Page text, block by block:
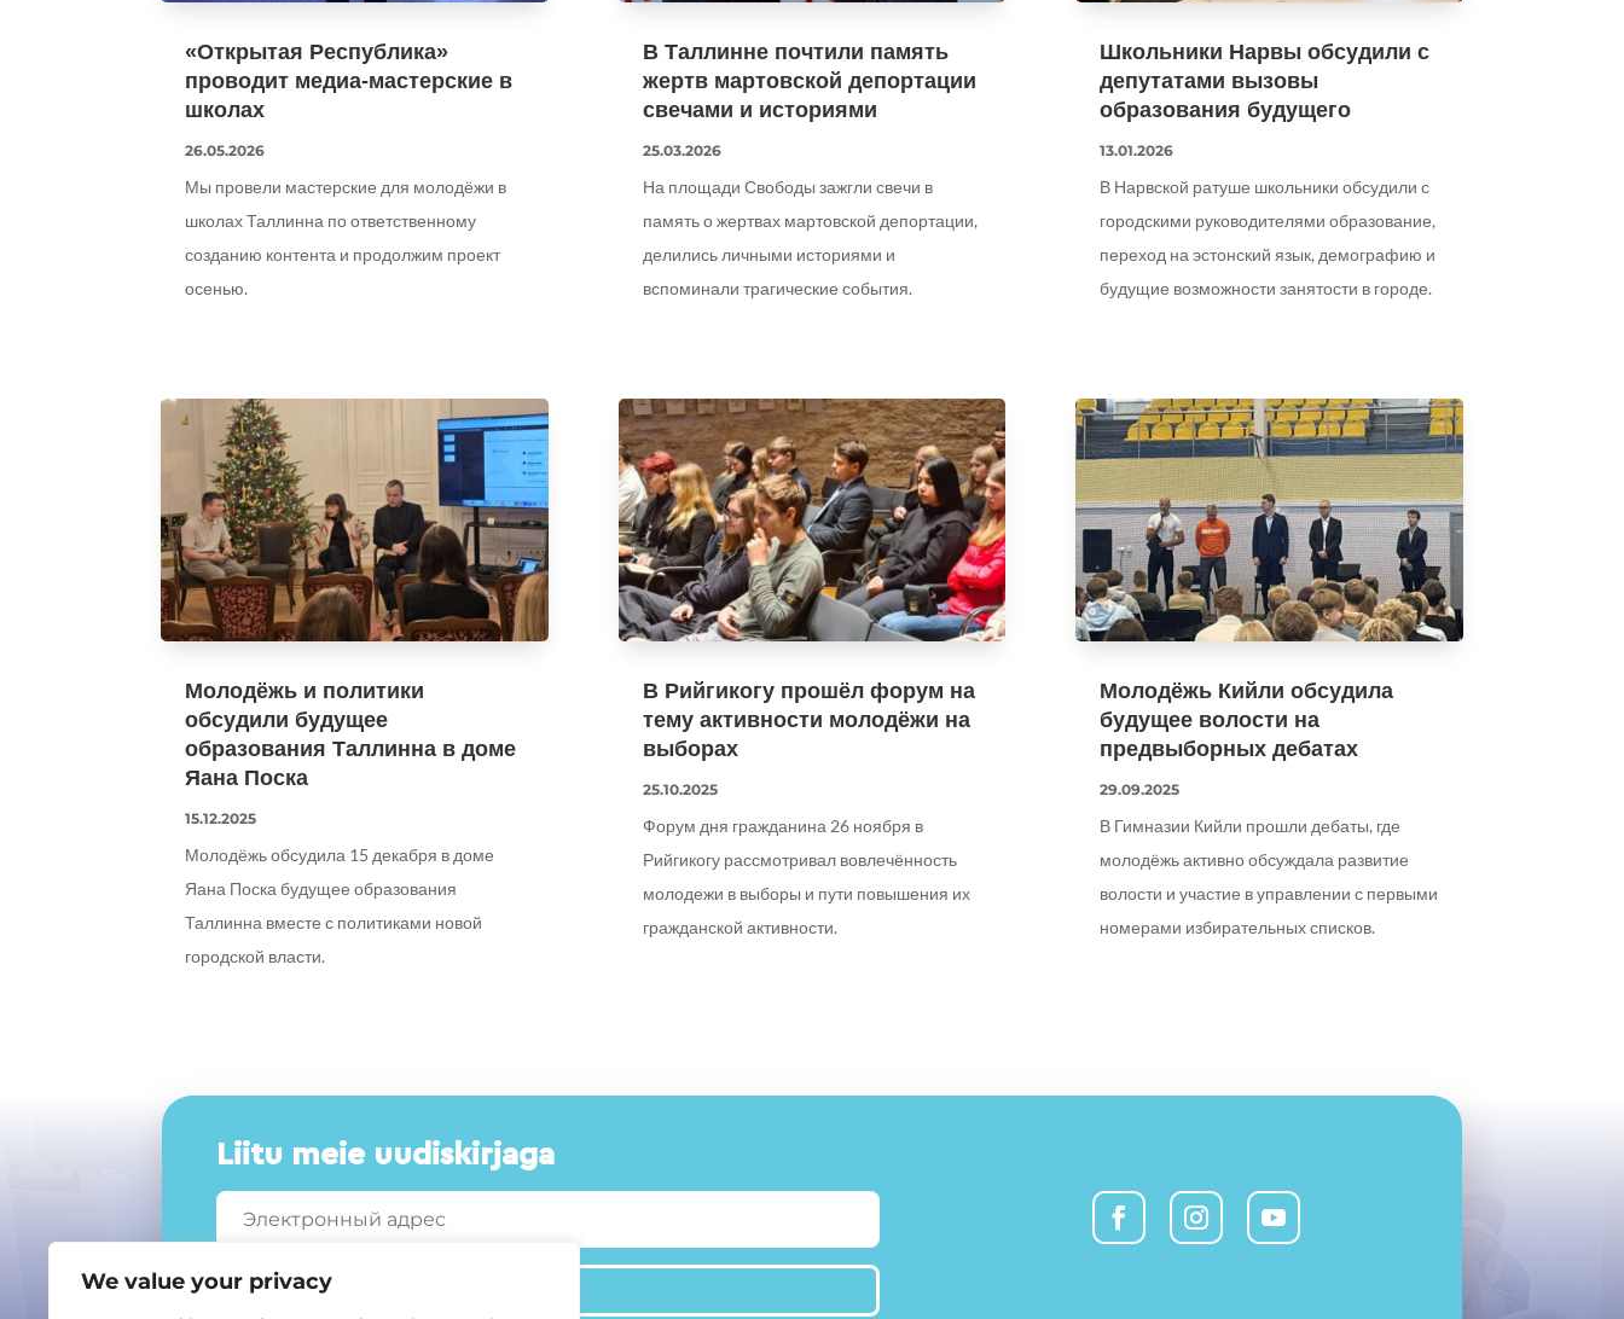
We value your privacy
«Открытая Республика»
проводит медиа-мастерские в
школах
26.05.2026
Мы провели мастерские для молодёжи в
школах Таллинна по ответственному
созданию контента и продолжим проект
осенью.
Молодёжь и политики
обсудили будущее
образования Таллинна в доме
Яана Поска
15.12.2025
Молодёжь обсудила 15 декабря в доме
Яана Поска будущее образования
Таллинна вместе с политиками новой
городской власти.
В Таллинне почтили память
жертв мартовской депортации
свечами и историями
25.03.2026
На площади Свободы зажгли свечи в
память о жертвах мартовской депортации,
делились личными историями и
вспоминали трагические события.
В Рийгикогу прошёл форум на
тему активности молодёжи на
выборах
25.10.2025
Форум дня гражданина 26 ноября в
Рийгикогу рассмотривал вовлечённость
молодежи в выборы и пути повышения их
гражданской активности.
Школьники Нарвы обсудили с
депутатами вызовы
образования будущего
13.01.2026
В Нарвской ратуше школьники обсудили с
городскими руководителями образование,
переход на эстонский язык, демографию и
будущие возможности занятости в городе.
Молодёжь Кийли обсудила
будущее волости на
предвыборных дебатах
29.09.2025
В Гимназии Кийли прошли дебаты, где
молодёжь активно обсуждала развитие
волости и участие в управлении с первыми
номерами избирательных списков.
Liitu meie uudiskirjaga